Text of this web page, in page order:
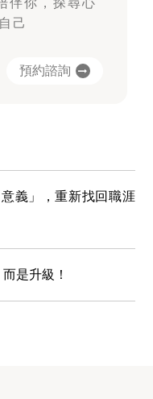
伴你，探尋心
己
預約諮詢
義」，重新找回職涯
是升級！